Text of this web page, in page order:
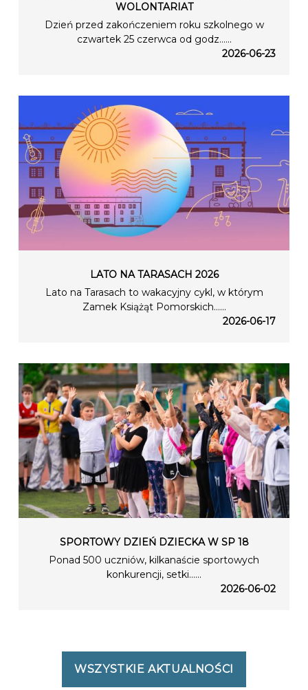
WOLONTARIAT
Dzień przed zakończeniem roku szkolnego w
czwartek 25 czerwca od godz…...
2026-06-23
LATO NA TARASACH 2026
Lato na Tarasach to wakacyjny cykl, w którym
Zamek Książąt Pomorskich…...
2026-06-17
SPORTOWY DZIEŃ DZIECKA W SP 18
Ponad 500 uczniów, kilkanaście sportowych
konkurencji, setki…...
2026-06-02
WSZYSTKIE AKTUALNOŚCI